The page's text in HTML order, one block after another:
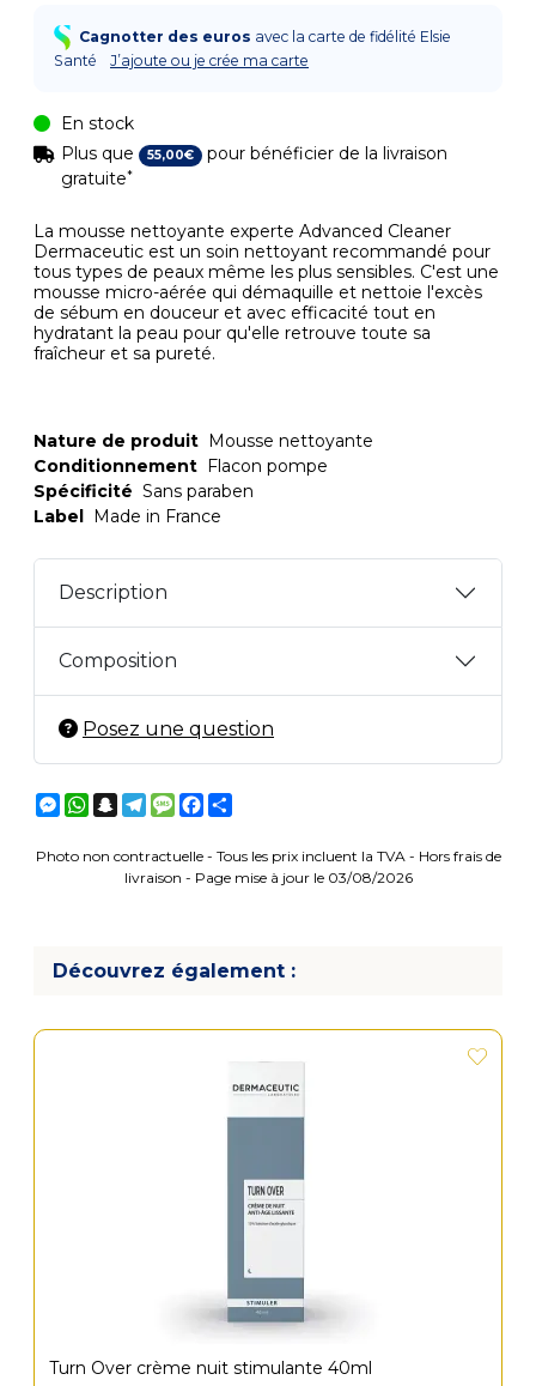
La mousse nettoyante experte Advanced Cleaner
Dermaceutic est un soin nettoyant recommandé pour
tous types de peaux même les plus sensibles. C'est une
mousse micro-aérée qui démaquille et nettoie l'excès
de sébum en douceur et avec efficacité tout en
hydratant la peau pour qu'elle retrouve toute sa
fraîcheur et sa pureté.
Cagnotter des euros avec la carte de fidélité Elsie
Santé
J’ajoute ou je crée ma carte
En stock
Plus que
55,00€ pour bénéficier de la livraison
gratuite*
Nature de produit Mousse nettoyante
Conditionnement Flacon pompe
Spécificité Sans paraben
Label Made in France
Description
Composition
Posez une question
Messenger
WhatsApp
Snapchat
Telegram
MessageFacebook
Photo non contractuelle - Tous les prix incluent la TVA - Hors frais de
livraison - Page mise à jour le 03/08/2026
Découvrez également :
Turn Over crème nuit stimulante 40ml